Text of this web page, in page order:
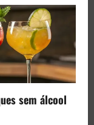
sem álcool